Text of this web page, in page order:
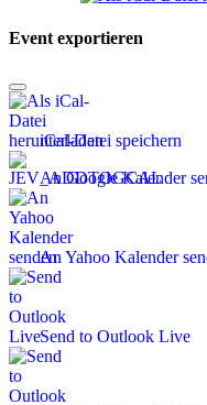
Event exportieren
iCal-Datei speichern
An Google Kalender
An Yahoo Kalender
Send to Outlook Live